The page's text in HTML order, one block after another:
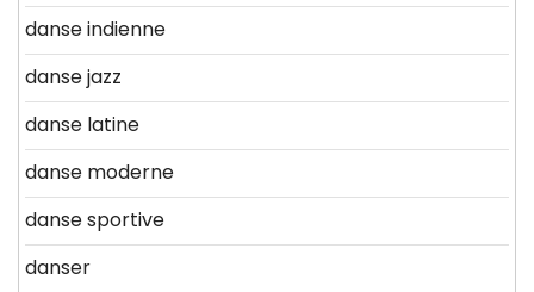
danse indienne
danse jazz
danse latine
danse moderne
danse sportive
danser